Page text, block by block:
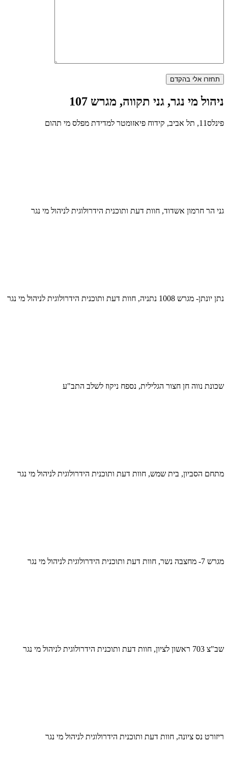
ניהול מי נגר, גני תקווה, מגרש 107
פינלס11, תל אביב, קידוח פיאזומטר למדידת מפלס מי תהום
גני הר חרמון אשדוד, חוות דעת ותוכנית הידרולוגית לניהול מי נגר
נתן יונתן- מגרש 1008 נתניה, חוות דעת ותוכנית הידרולוגית לניהול מי נגר
שכונת נווה חן חצור הגלילית, נספח ניקוז לשלב התב"ע
מתחם הסביון, בית שמש, חוות דעת ותוכנית הידרולוגית לניהול מי נגר
מגרש 7- מחצבה נשר, חוות דעת ותוכנית הידרולוגית לניהול מי נגר
שב"צ 703 ראשון לציון, חוות דעת ותוכנית הידרולוגית לניהול מי נגר
ריזורט נס ציונה, חוות דעת ותוכנית הידרולוגית לניהול מי נגר